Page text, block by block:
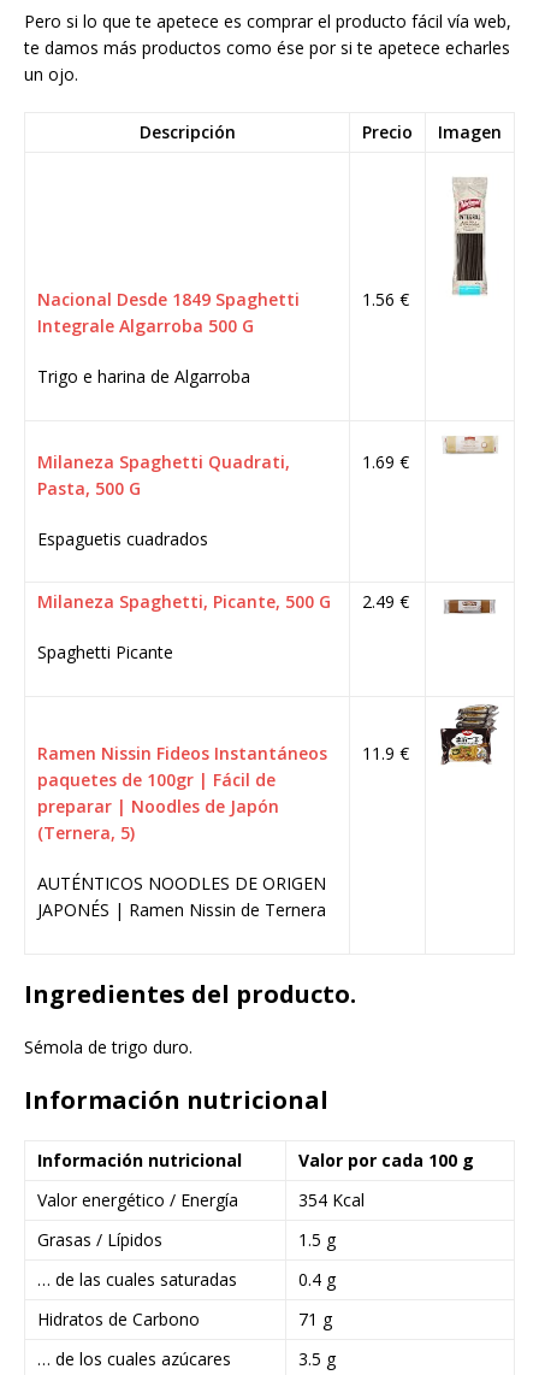
Pero si lo que te apetece es comprar el producto fácil vía web,
te damos más productos como ése por si te apetece echarles
un ojo.
Descripción Precio Imagen
Nacional Desde 1849 Spaghetti
Integrale Algarroba 500 G
Trigo e harina de Algarroba
1.56 €
Milaneza Spaghetti Quadrati,
Pasta, 500 G
Espaguetis cuadrados
1.69 €
Milaneza Spaghetti, Picante, 500 G
Spaghetti Picante
2.49 €
Ramen Nissin Fideos Instantáneos
paquetes de 100gr | Fácil de
preparar | Noodles de Japón
(Ternera, 5)
AUTÉNTICOS NOODLES DE ORIGEN
JAPONÉS | Ramen Nissin de Ternera
11.9 €
Ingredientes del producto.
Sémola de trigo duro.
Información nutricional
Información nutricional
Valor por cada 100 g
Valor energético / Energía
354 Kcal
Grasas / Lípidos
1.5 g
… de las cuales saturadas
0.4 g
Hidratos de Carbono
71 g
… de los cuales azúcares
3.5 g